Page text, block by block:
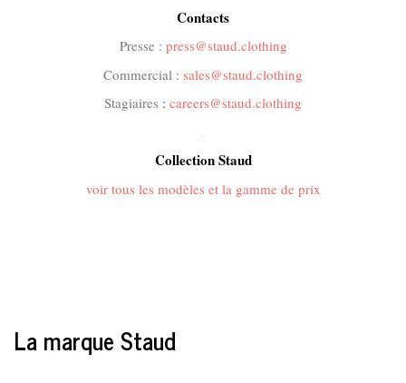
Contacts
Presse : press@staud.clothing
Commercial : sales@staud.clothing
Stagiaires : careers@staud.clothing
Collection Staud
voir tous les modèles et la gamme de prix
La marque Staud